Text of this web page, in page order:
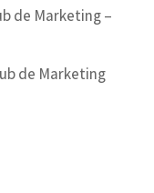
de Marketing –
de Marketing